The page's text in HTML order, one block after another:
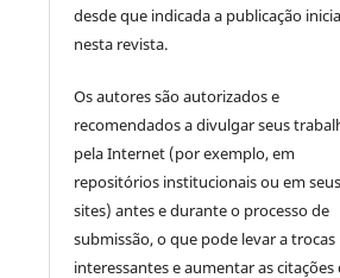
desde que indicada a publicação
nesta revista.
Os autores são autorizados e
recomendados a divulgar seus
pela Internet (por exemplo, em
repositórios institucionais ou em seus
sites) antes e durante o processo de
submissão, o que pode levar a trocas
interessantes e aumentar as citações